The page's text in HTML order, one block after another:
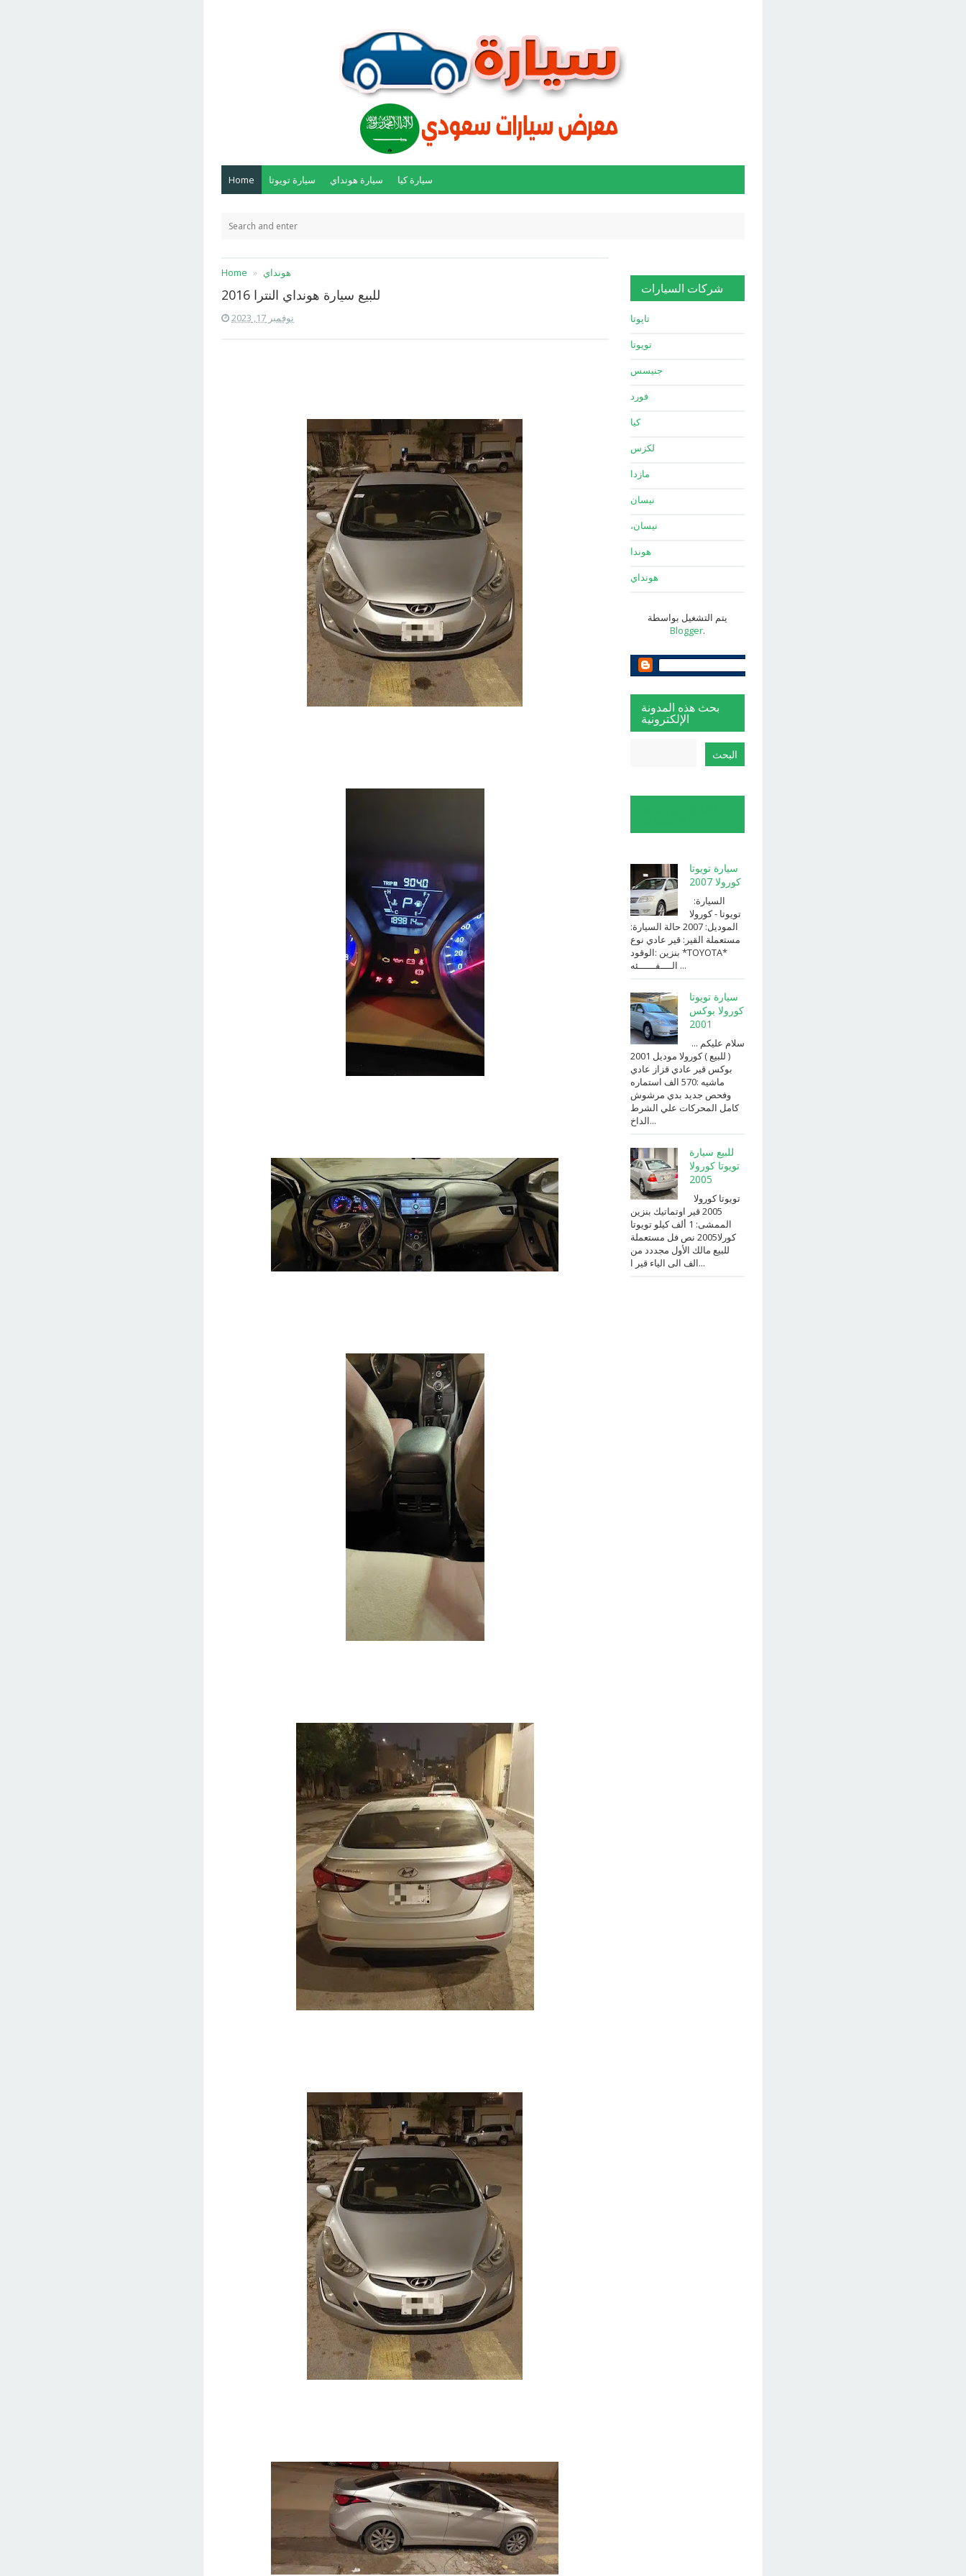
Home سيارة تويوتا سيارة هونداي سيارة كيا
Home هونداي
للبيع سيارة هونداي النترا 2016
نوفمبر 17, 2023
شركات السيارات
تايوتا
تويوتا
جنيسس
فورد
كيا
لكزس
مازدا
نيسان
نيسان،
هوندا
هونداي
يتم التشغيل بواسطة
Blogger.
بحث هذه المدونة
الإلكترونية
سيارة تويوتا
كورولا 2007
⁨تويوتا⁩ - ⁨كورولا⁩
الموديل: ⁨2007⁩ حالة السيارة:
⁨مستعملة⁩ القير: ⁨قير عادي⁩ نوع
الوقود: ⁨بنزين⁩ *TOYOTA*
الــــفــــــئه ...
سيارة تويوتا
كورولا بوكس
2001
سلام عليكم ...
( للبيع ) كورولا موديل 2001
بوكس قير عادي قزاز عادي
ماشيه :570 الف استماره
وفحص جديد بدي مرشوش
كامل المحركات علي الشرط
الداخ...
للبيع سيارة
تويوتا كورولا
2005
2005 قير اوتماتيك بنزين
الممشى: 1 ألف كيلو تويوتا
كورلا2005 نص فل مستعملة
للبيع مالك الأول مجددد من
الف الى الياء قير ا...